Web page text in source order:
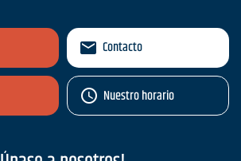
Contacto
Nuestro horario